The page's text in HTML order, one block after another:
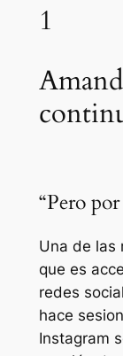
1
“Pero
Una de las
que es
redes
hace
Instagram